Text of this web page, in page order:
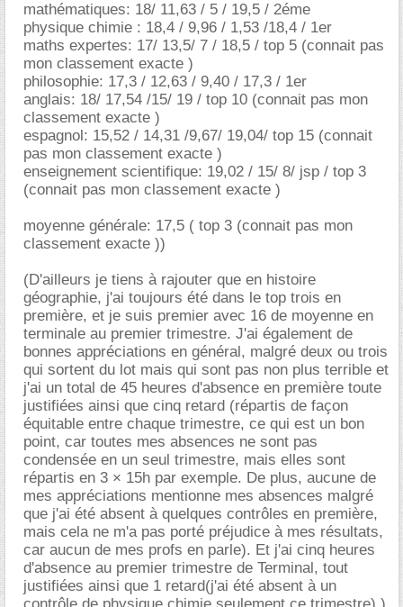
mathématiques: 18/ 11,63 / 5 / 19,5 / 2éme
physique chimie : 18,4 / 9,96 / 1,53 /18,4 / 1er
maths expertes: 17/ 13,5/ 7 / 18,5 / top 5 (connait pas
mon classement exacte )
philosophie: 17,3 / 12,63 / 9,40 / 17,3 / 1er
anglais: 18/ 17,54 /15/ 19 / top 10 (connait pas mon
classement exacte )
espagnol: 15,52 / 14,31 /9,67/ 19,04/ top 15 (connait
pas mon classement exacte )
enseignement scientifique: 19,02 / 15/ 8/ jsp / top 3
(connait pas mon classement exacte )
moyenne générale: 17,5 ( top 3 (connait pas mon
classement exacte ))
(D'ailleurs je tiens à rajouter que en histoire
géographie, j'ai toujours été dans le top trois en
première, et je suis premier avec 16 de moyenne en
terminale au premier trimestre. J'ai également de
bonnes appréciations en général, malgré deux ou trois
qui sortent du lot mais qui sont pas non plus terrible et
j'ai un total de 45 heures d'absence en première toute
justifiées ainsi que cinq retard (répartis de façon
équitable entre chaque trimestre, ce qui est un bon
point, car toutes mes absences ne sont pas
condensée en un seul trimestre, mais elles sont
répartis en 3 × 15h par exemple. De plus, aucune de
mes appréciations mentionne mes absences malgré
que j'ai été absent à quelques contrôles en première,
mais cela ne m'a pas porté préjudice à mes résultats,
car aucun de mes profs en parle). Et j'ai cinq heures
d'absence au premier trimestre de Terminal, tout
justifiées ainsi que 1 retard(j'ai été absent à un